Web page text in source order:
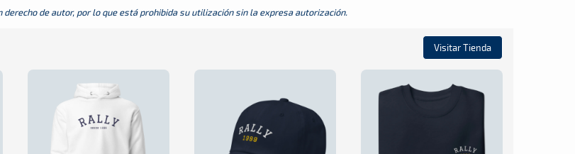
de autor, por lo que está prohibida su utilización sin la expresa autorización.
Visitar Tienda